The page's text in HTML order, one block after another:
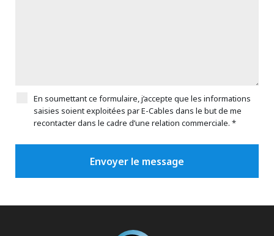
En soumettant ce formulaire, j’accepte que les informations
saisies soient exploitées par E-Cables dans le but de me
recontacter dans le cadre d’une relation commerciale. *